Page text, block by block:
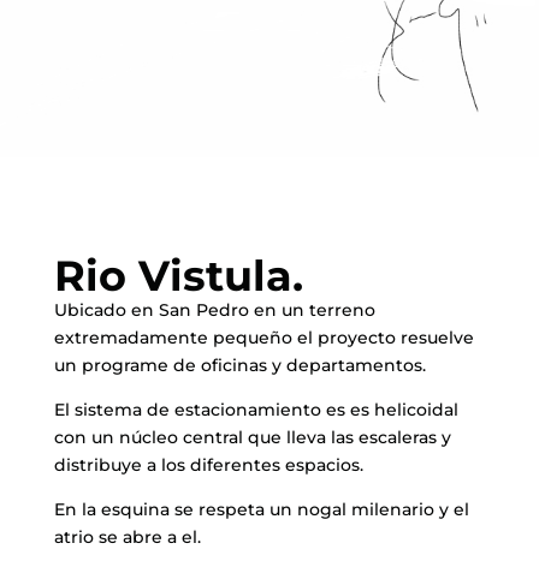
Rio Vistula.
Ubicado en San Pedro en un terreno
extremadamente pequeño el proyecto resuelve
un programe de oficinas y departamentos.
El sistema de estacionamiento es es helicoidal
con un núcleo central que lleva las escaleras y
distribuye a los diferentes espacios.
En la esquina se respeta un nogal milenario y el
atrio se abre a el.